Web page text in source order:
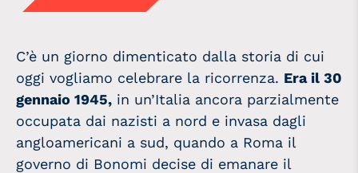
C’è un giorno dimenticato dalla storia di cui
oggi vogliamo celebrare la ricorrenza. Era il 30
gennaio 1945, in un’Italia ancora parzialmente
occupata dai nazisti a nord e invasa dagli
angloamericani a sud, quando a Roma il
governo di Bonomi decise di emanare il